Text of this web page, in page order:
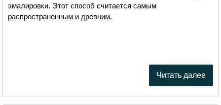
эмалировки. Этот способ считается самым
распространенным и древним.
Читать далее